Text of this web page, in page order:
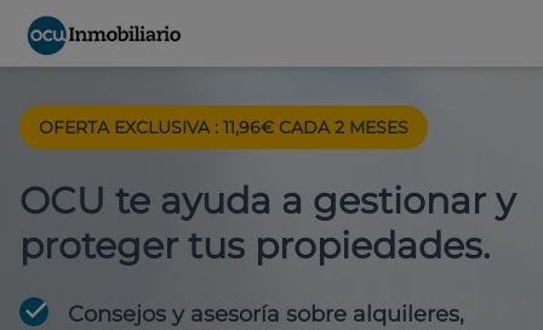
OFERTA EXCLUSIVA : 11,96€ CADA 2 MESES
OCU te ayuda a gestionar y
proteger tus propiedades.
Consejos y asesoría sobre alquileres,